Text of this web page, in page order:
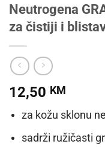
Neutrogena
za čistiji i
12,50 KM
za kožu sklonu
sadrži ružičasti